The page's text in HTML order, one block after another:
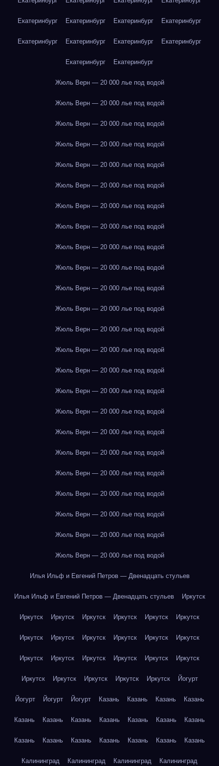
Екатеринбург Екатеринбург Екатеринбург Екатеринбург
Екатеринбург Екатеринбург Екатеринбург Екатеринбург
Екатеринбург Екатеринбург
Жюль Верн — 20 000 лье под водой
Жюль Верн — 20 000 лье под водой
Жюль Верн — 20 000 лье под водой
Жюль Верн — 20 000 лье под водой
Жюль Верн — 20 000 лье под водой
Жюль Верн — 20 000 лье под водой
Жюль Верн — 20 000 лье под водой
Жюль Верн — 20 000 лье под водой
Жюль Верн — 20 000 лье под водой
Жюль Верн — 20 000 лье под водой
Жюль Верн — 20 000 лье под водой
Жюль Верн — 20 000 лье под водой
Жюль Верн — 20 000 лье под водой
Жюль Верн — 20 000 лье под водой
Жюль Верн — 20 000 лье под водой
Жюль Верн — 20 000 лье под водой
Жюль Верн — 20 000 лье под водой
Жюль Верн — 20 000 лье под водой
Жюль Верн — 20 000 лье под водой
Жюль Верн — 20 000 лье под водой
Жюль Верн — 20 000 лье под водой
Жюль Верн — 20 000 лье под водой
Жюль Верн — 20 000 лье под водой
Жюль Верн — 20 000 лье под водой
Илья Ильф и Евгений Петров — Двенадцать стульев
Илья Ильф и Евгений Петров — Двенадцать стульев Иркутск
Иркутск Иркутск Иркутск Иркутск Иркутск Иркутск
Иркутск Иркутск Иркутск Иркутск Иркутск Иркутск
Иркутск Иркутск Иркутск Иркутск Иркутск Иркутск
Иркутск Иркутск Иркутск Иркутск Иркутск Йогурт
Йогурт Йогурт Йогурт Казань Казань Казань Казань
Казань Казань Казань Казань Казань Казань Казань
Казань Казань Казань Казань Казань Казань Казань
Калининград Калининград Калининград Калининград